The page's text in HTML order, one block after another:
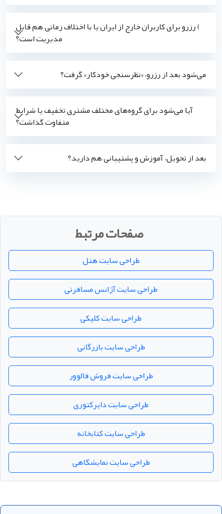
) رزرو برای کاربران خارج از ایران یا با اختلاف زمانی هم قابل
مدیریت است؟
می‌شود بعد از رزرو، «نظرسنجی خودکار» گرفت؟
آیا می‌شود برای گروه‌های مختلف مشتری تخفیف یا شرایط
متفاوت گذاشت؟
بعد از تحویل، آموزش و پشتیبانی هم دارید؟
صفحات مرتبط
طراحی سایت هتل
طراحی سایت آژانس مسافرتی
طراحی سایت کلیکی
طراحی سایت بازرگانی
طراحی سایت فروش فالوور
طراحی سایت دایرکتوری
طراحی سایت کتابخانه
طراحی سایت نمایشگاهی